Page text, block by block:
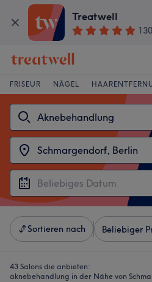
Treatwell
FRISEUR NÄGEL
Sortieren nach Beliebiger
43 Salons die anbieten:
aknebehandlung in der Nähe von